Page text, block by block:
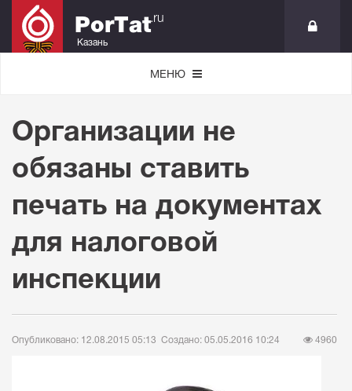
PorTat.ru
Казань
МЕНЮ
Организации не
обязаны ставить
печать на документах
для налоговой
инспекции
Опубликовано: 12.08.2015 05:13 Создано: 05.05.2016 10:24 4960